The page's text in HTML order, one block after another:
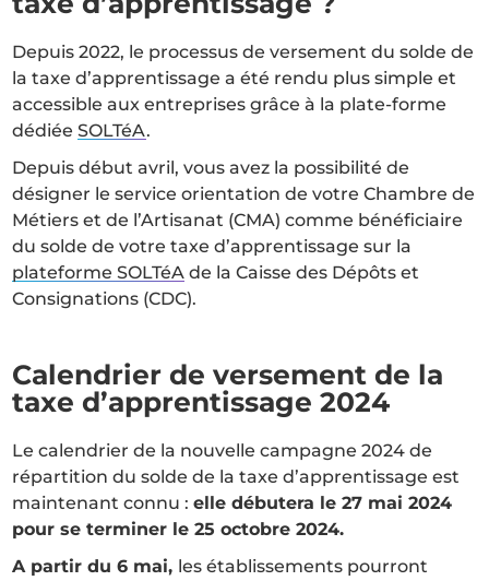
Depuis 2022, le processus de versement du solde de
la taxe d’apprentissage a été rendu plus simple et
accessible aux entreprises grâce à la plate-forme
dédiéeSOLTéA.
Depuis début avril, vous avez la possibilité de
désigner le service orientation de votre Chambre de
Métiers et de l’Artisanat (CMA) comme bénéficiaire
du solde de votre taxe d’apprentissage sur la
plateforme SOLTéA de la Caisse des Dépôts et
Consignations (CDC).
Calendrier de versement de la
taxe d’apprentissage 2024
Le calendrier de la nouvelle campagne 2024 de
répartition du solde de la taxe d’apprentissage est
maintenant connu :elle débutera le 27 mai 2024
pour se terminer le 25 octobre 2024.
A partir du 6 mai, les établissements pourront